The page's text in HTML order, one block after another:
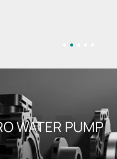
WATER PUMP